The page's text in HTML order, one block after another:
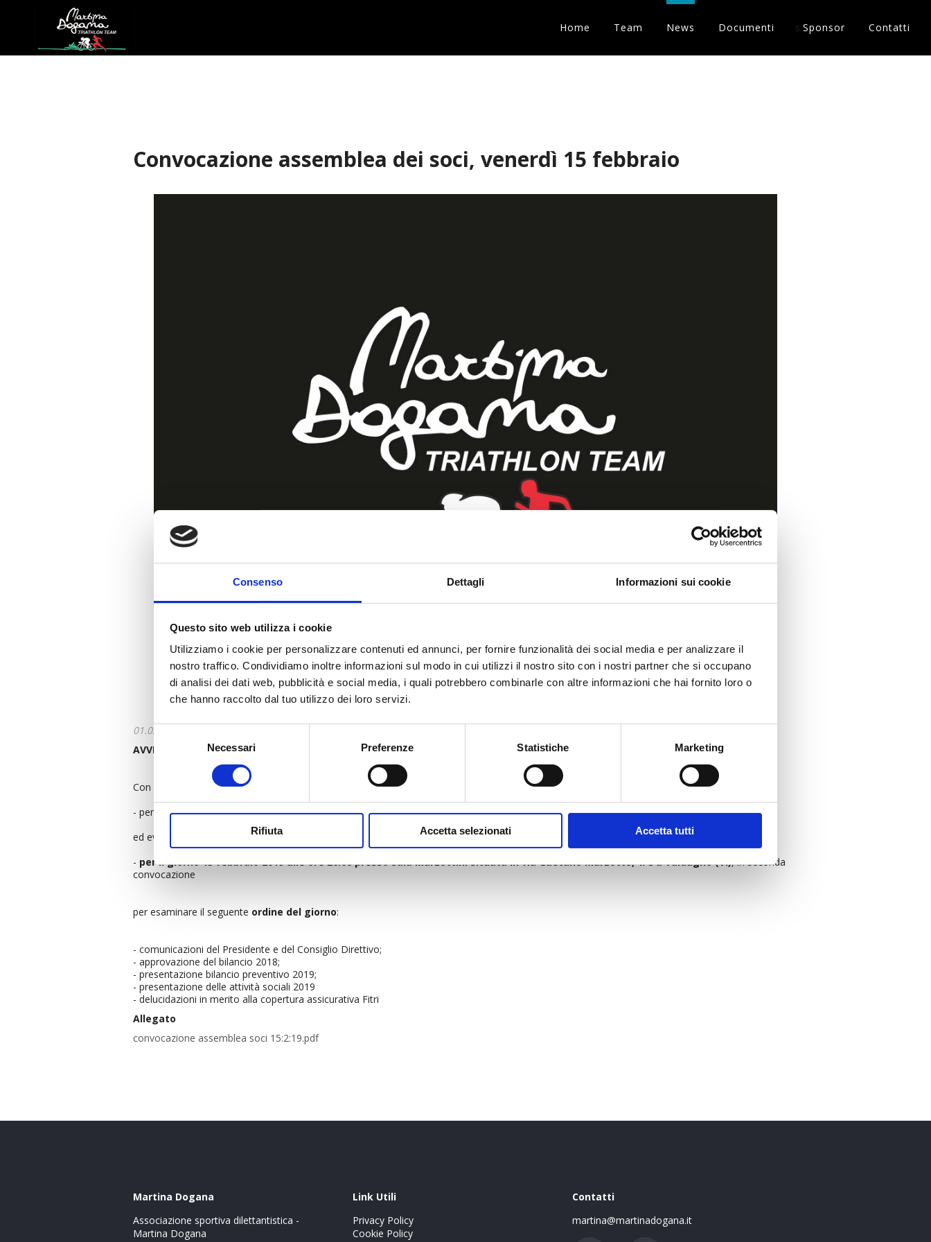
Consenso Dettagli Informazioni sui cookie
Questo sito web utilizza i cookie
Utilizziamo i cookie per personalizzare contenuti ed annunci, per fornire funzionalità dei social media e per analizzare il
nostro traffico. Condividiamo inoltre informazioni sul modo in cui utilizzi il nostro sito con i nostri partner che si occupano
di analisi dei dati web, pubblicità e social media, i quali potrebbero combinarle con altre informazioni che hai fornito loro o
che hanno raccolto dal tuo utilizzo dei loro servizi.
Selezione
del
Necessari Preferenze Statistiche Marketing
Rifiuta Accetta selezionati Accetta tutti
Home Team News Documenti s Sponsor Contatti
Convocazione assemblea dei soci, venerdì 15 febbraio
01.02.2019
AVVISO DI CONVOCAZIONE ASSEMBLEA DEI SOCI
Con la presente si comunica che l’assemblea dei soci del Martina Dogana Triathlon Team ASD è convocata:
- per il giorno 15 febbraio 2019 alle ore 10:00 presso sala Marzottini, in prima convocazione
ed eventualmente
- per il giorno 15 febbraio 2019 alle ore 20:00 presso Sala Marzottini situata in via Gaetano Marzotto, 1/C a Valdagno (VI), in seconda
convocazione
per esaminare il seguente ordine del giorno:
- comunicazioni del Presidente e del Consiglio Direttivo;
- approvazione del bilancio 2018;
- presentazione bilancio preventivo 2019;
- presentazione delle attività sociali 2019
- delucidazioni in merito alla copertura assicurativa Fitri
Allegato
convocazione assemblea soci 15:2:19.pdf
Martina Dogana
Associazione sportiva dilettantistica -
Martina Dogana
Link Utili
Privacy Policy
Cookie Policy
Contatti
martina@martinadogana.it